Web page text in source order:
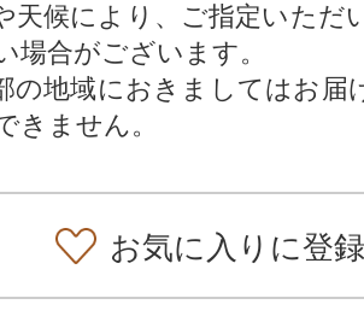
天候により、ご指定いただ
場合がございます。
の地域におきましてはお届
きません。
お気に入りに登録